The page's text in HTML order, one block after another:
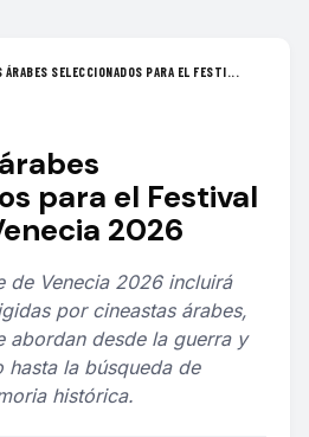
ÁRABES SELECCIONADOS PARA EL FESTI...
para el Festival
2026
de Venecia 2026 incluirá
por cineastas árabes,
abordan desde la guerra y
hasta la búsqueda de
histórica.